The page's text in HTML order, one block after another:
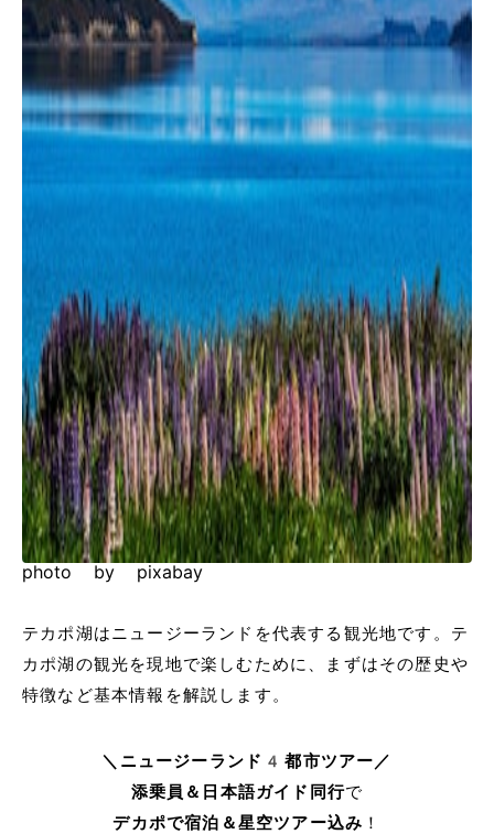
photo by pixabay
テカポ湖はニュージーランドを代表する観光地です。テ
カポ湖の観光を現地で楽しむために、まずはその歴史や
特徴など基本情報を解説します。
＼ニュージーランド4都市ツアー／
添乗員＆日本語ガイド同行で
デカポで宿泊＆星空ツアー込み ！